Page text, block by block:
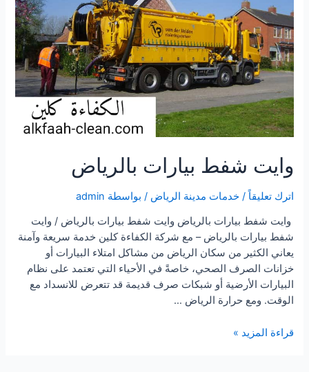
وايت شفط بيارات بالرياض
اترك تعليقاً /خدمات مدينة الرياض / بواسطة admin
وايت شفط بيارات بالرياض وايت شفط بيارات بالرياض / وايت
شفط بيارات بالرياض – مع شركة الكفاءة كلين خدمة سريعة وآمنة
يعاني الكثير من سكان الرياض من مشاكل امتلاء البيارات أو
خزانات الصرف الصحي، خاصةً في الأحياء التي تعتمد على نظام
البيارات الأرضية أو شبكات صرف قديمة قد تتعرض للانسداد مع
الوقت. ومع حرارة الرياض …
وايت
قراءة المزيد »